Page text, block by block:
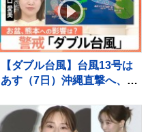
し年内に取りまとめへ
【ダブル台風】台風13号は
あす（7日）沖縄直撃へ、台
本～東日本に接近するおそ
れ【Nスタ解説】